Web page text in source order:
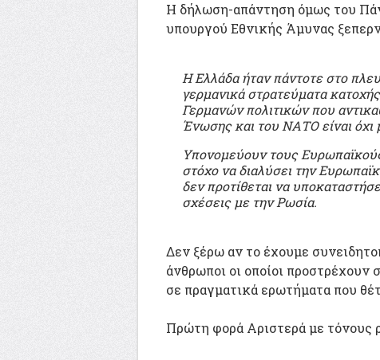
Η δήλωση-απάντηση όμως του
υπουργού Εθνικής Άμυνας
Η Ελλάδα ήταν πάντοτε στο
γερμανικά στρατεύματα
Γερμανών πολιτικών που
Ένωσης και του ΝΑΤΟ είναι όχι
Υπονομεύουν τους
στόχο να διαλύσει την
δεν προτίθεται να
σχέσεις με την Ρωσία.
Δεν ξέρω αν το έχουμε
άνθρωποι οι οποίοι
σε πραγματικά ερωτήματα που
Πρώτη φορά Αριστερά με τόνους